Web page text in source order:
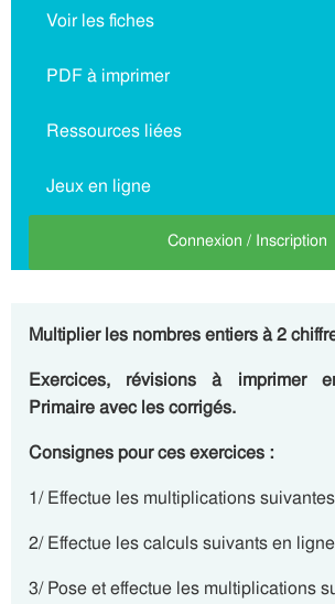
Voir les fiches
PDF à imprimer
Ressources liées
Jeux en ligne
Connexion / Inscription
Multiplier les nombres entiers à 2
Exercices, révisions à imprimer
Primaire avec les corrigés.
Consignes pour ces exercices :
1/ Effectue les multiplications
2/ Effectue les calculs suivants en
3/ Pose et effectue les multiplications